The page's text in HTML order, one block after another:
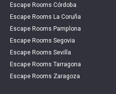
Escape Rooms Córdoba
Escape Rooms La Coruña
Escape Rooms Pamplona
Escape Rooms Segovia
Escape Rooms Sevilla
Escape Rooms Tarragona
Escape Rooms Zaragoza